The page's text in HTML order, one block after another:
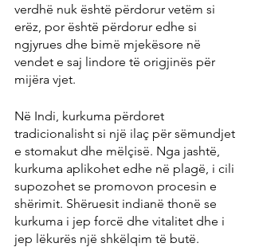
verdhë nuk është përdorur vetëm si
erëz, por është përdorur edhe si
ngjyrues dhe bimë mjekësore në
vendet e saj lindore të origjinës për
mijëra vjet.
Në Indi, kurkuma përdoret
tradicionalisht si një ilaç për sëmundjet
e stomakut dhe mëlçisë. Nga jashtë,
kurkuma aplikohet edhe në plagë, i cili
supozohet se promovon procesin e
shërimit. Shëruesit indianë thonë se
kurkuma i jep forcë dhe vitalitet dhe i
jep lëkurës një shkëlqim të butë.